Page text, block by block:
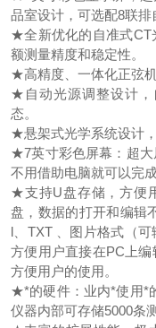
品室设计，可选配8联
★全新优化的自准式CT
额测量精度和稳定性。
★高精度、一体化正弦
★自动光源调整设计，
态。
★悬架式光学系统设计
★7英寸彩色屏幕：超大
不用借助电脑就可以完
★支持U盘存储，方便
盘，数据的打开和编辑
l、TXT 、图片格式（
方便用户直接在PC上
方便用户的使用。
★*的硬件：业内*使用*
仪器内部可存储5000条